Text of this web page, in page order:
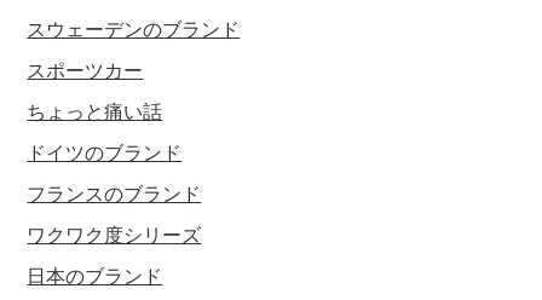
スウェーデンのブランド
スポーツカー
ちょっと痛い話
ドイツのブランド
フランスのブランド
ワクワク度シリーズ
日本のブランド